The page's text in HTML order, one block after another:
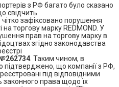
з РФ багато було сказано
свідчить
чітко зафіксовано порушення
на торгову марку REDMOND. У
прав на торгову марку в
згідно законодавства
. Таким чином, в
підтверджено, що компанії з РФ,
під відповідними
права щодо їх